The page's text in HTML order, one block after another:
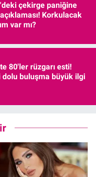
çekirge paniğine
Korkulacak
var mı?
80'ler rüzgarı esti!
dolu buluşma büyük ilgi